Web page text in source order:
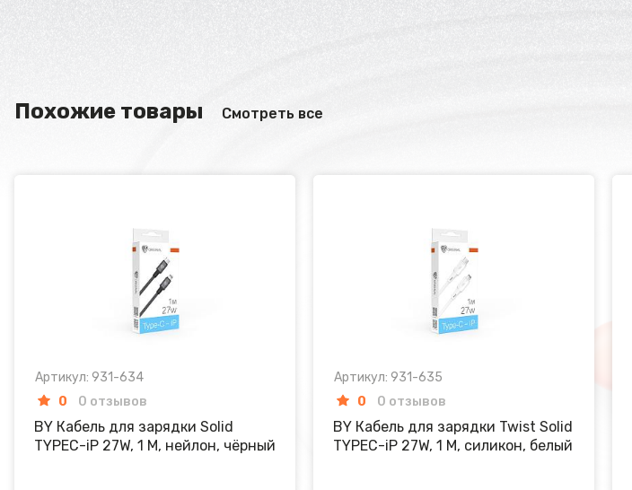
Похожие товары Смотреть все
Артикул: 931-634
0
0 отзывов
BY Кабель для зарядки Solid
TYPEC-iP 27W, 1 M, нейлон, чёрный
Артикул: 931-635
0
0 отзывов
BY Кабель для зарядки Twist Solid
TYPEC-iP 27W, 1 M, силикон, белый